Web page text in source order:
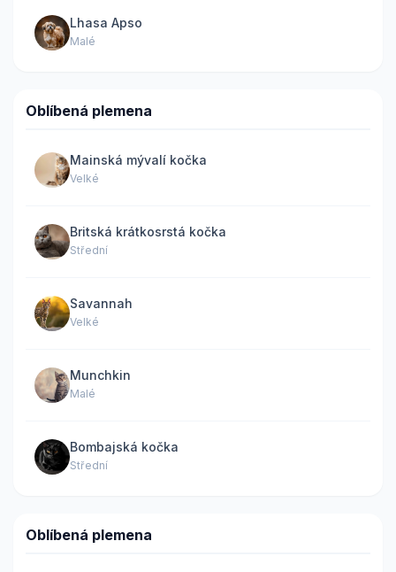
Lhasa Apso
Malé
Oblíbená plemena
Mainská mývalí kočka
Velké
Britská krátkosrstá kočka
Střední
Savannah
Velké
Munchkin
Malé
Bombajská kočka
Střední
Oblíbená plemena